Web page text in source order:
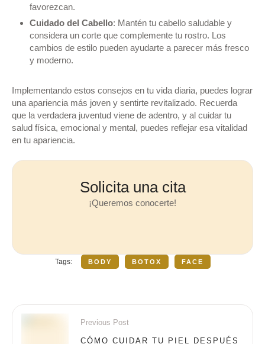
favorezcan.
Cuidado del Cabello: Mantén tu cabello saludable y
considera un corte que complemente tu rostro. Los
cambios de estilo pueden ayudarte a parecer más fresco
y moderno.
Implementando estos consejos en tu vida diaria, puedes lograr
una apariencia más joven y sentirte revitalizado. Recuerda
que la verdadera juventud viene de adentro, y al cuidar tu
salud física, emocional y mental, puedes reflejar esa vitalidad
en tu apariencia.
Solicita una cita
¡Queremos conocerte!
Tags: BODY BOTOX FACE
Previous Post
CÓMO CUIDAR TU PIEL DESPUÉS